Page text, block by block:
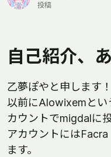
投稿
自己紹介、
乙夢ぽやと申します！
以前にAlowixemとい
カウントでmigdalに
アカウントには
ます。